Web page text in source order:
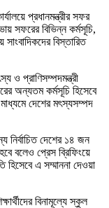
প্রধানমন্ত্রীর সফর
সফরের বিভিন্ন কর্মসূচি,
বিস্তারিত
ও প্রাণিসম্পদমন্ত্রী
অন্যতম কর্মসূচি হিসেবে
দেশের মৎস্যসম্পদ
নির্বাচিত দেশের ১৪ জন
বলেও প্রেস ব্রিফিংয়ে
এ সম্মাননা দেওয়া
বিনামূল্যে স্কুল